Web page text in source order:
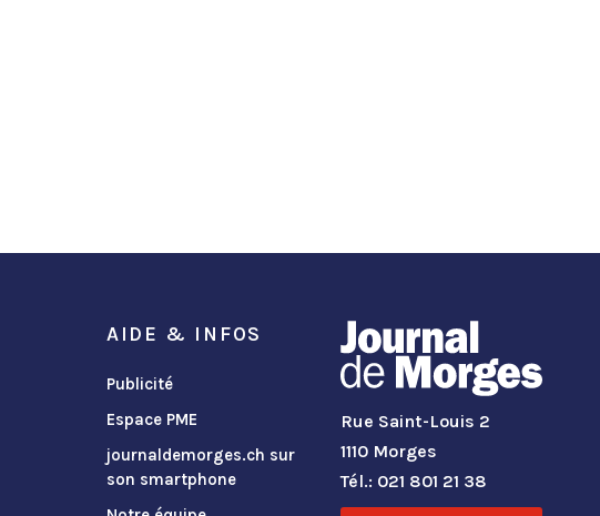
AIDE & INFOS
Publicité
Espace PME
journaldemorges.ch sur
son smartphone
Rue Saint-Louis 2
1110 Morges
Tél.: 021 801 21 38